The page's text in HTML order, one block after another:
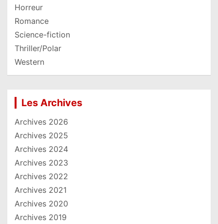
Horreur
Romance
Science-fiction
Thriller/Polar
Western
Les Archives
Archives 2026
Archives 2025
Archives 2024
Archives 2023
Archives 2022
Archives 2021
Archives 2020
Archives 2019